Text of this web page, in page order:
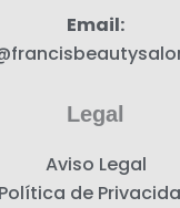
Email:
Legal
Aviso Legal
Política de